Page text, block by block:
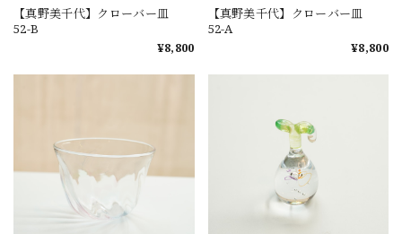
【真野美千代】クローバー皿
52-B
¥8,800
【真野美千代】クローバー皿
52-A
¥8,800